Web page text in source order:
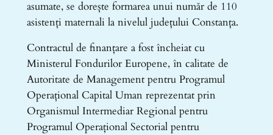
asumate, se dorește formarea unui număr de 110
asistenți maternali la nivelul județului Constanța.
Contractul de finanțare a fost încheiat cu
Ministerul Fondurilor Europene, în calitate de
Autoritate de Management pentru Programul
Operațional Capital Uman reprezentat prin
Organismul Intermediar Regional pentru
Programul Operațional Sectorial pentru